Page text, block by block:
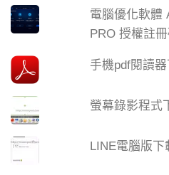
電腦優化軟體
PRO 授權註
手機pdf閱讀
螢幕錄影程式
LINE電腦版